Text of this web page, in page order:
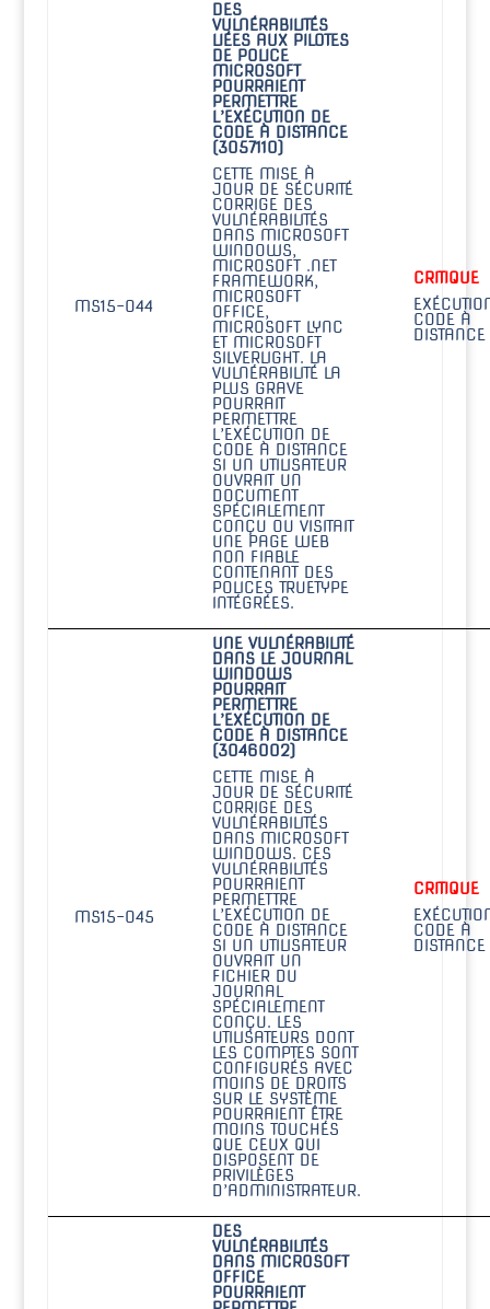
MS15-044
DES
VULNÉRABILITÉS
LIÉES AUX PILOTES
DE POLICE
MICROSOFT
POURRAIENT
PERMETTRE
L’EXÉCUTION DE
CODE À DISTANCE
(3057110)
CETTE MISE À
JOUR DE SÉCURITÉ
CORRIGE DES
VULNÉRABILITÉS
DANS MICROSOFT
WINDOWS,
MICROSOFT .NET
FRAMEWORK,
MICROSOFT
OFFICE,
MICROSOFT LYNC
ET MICROSOFT
SILVERLIGHT. LA
VULNÉRABILITÉ LA
PLUS GRAVE
POURRAIT
PERMETTRE
L’EXÉCUTION DE
CODE À DISTANCE
SI UN UTILISATEUR
OUVRAIT UN
DOCUMENT
SPÉCIALEMENT
CONÇU OU VISITAIT
UNE PAGE WEB
NON FIABLE
CONTENANT DES
POLICES TRUETYPE
INTÉGRÉES.
CRITIQUE
CODE À
DISTANCE
MS15-045
UNE VULNÉRABILITÉ
DANS LE JOURNAL
WINDOWS
POURRAIT
PERMETTRE
L’EXÉCUTION DE
CODE À DISTANCE
(3046002)
CETTE MISE À
JOUR DE SÉCURITÉ
CORRIGE DES
VULNÉRABILITÉS
DANS MICROSOFT
WINDOWS. CES
VULNÉRABILITÉS
POURRAIENT
PERMETTRE
L’EXÉCUTION DE
CODE À DISTANCE
SI UN UTILISATEUR
OUVRAIT UN
FICHIER DU
JOURNAL
SPÉCIALEMENT
CONÇU. LES
UTILISATEURS DONT
LES COMPTES SONT
CONFIGURÉS AVEC
MOINS DE DROITS
SUR LE SYSTÈME
POURRAIENT ÊTRE
MOINS TOUCHÉS
QUE CEUX QUI
DISPOSENT DE
PRIVILÈGES
D’ADMINISTRATEUR.
CRITIQUE
CODE À
DISTANCE
DES
VULNÉRABILITÉS
DANS MICROSOFT
OFFICE
POURRAIENT